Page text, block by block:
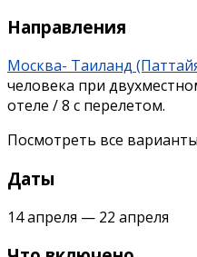
Направления
Москва- Таиланд
человека при
отеле / 8 с перелетом.
Посмотреть все
Даты
14 апреля — 22 апреля